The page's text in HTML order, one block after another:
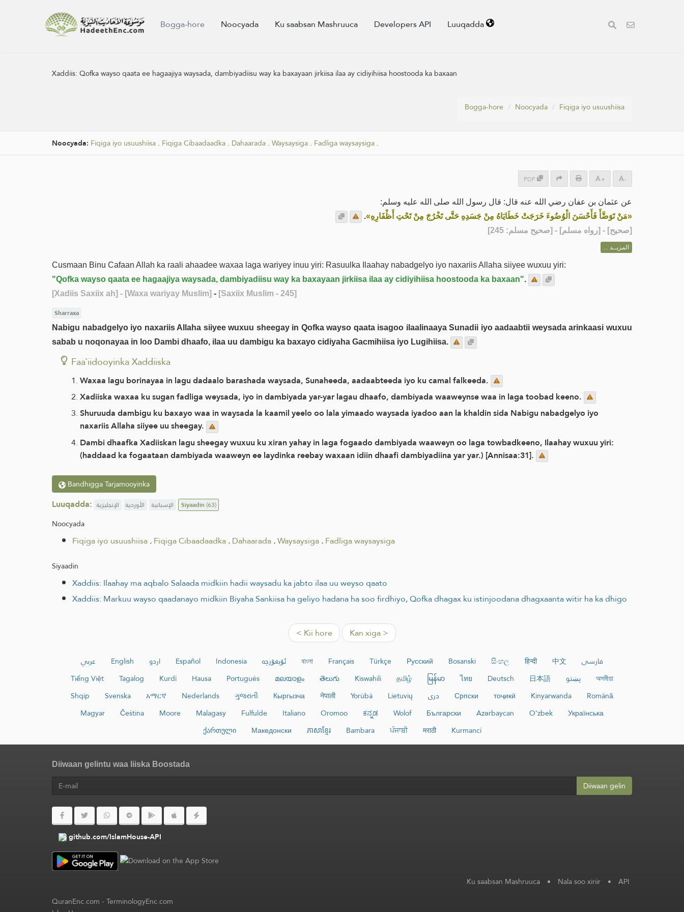
Bogga-hore Noocyada Ku saabsan Mashruuca Developers API Luuqadda
Xaddiis:Qofka wayso qaata ee hagaajiya waysada, dambiyadiisu way ka baxayaan jirkiisa ilaa ay cidiyihiisa hoostooda ka baxaan
Bogga-hore Noocyada Fiqiga iyo usuushiisa
Noocyada: Fiqiga iyo usuushiisa . Fiqiga Cibaadaadka . Dahaarada . Waysaysiga . Fadliga waysaysiga .
PDF + -
عن عثمان بن عفان رضي الله عنه قال: قال رسول الله صلى الله عليه وسلم:
«مَنْ تَوَضَّأَ فَأَحْسَنَ الْوُضُوءَ خَرَجَتْ خَطَايَاهُ مِنْ جَسَدِهِ حَتَّى تَخْرُجَ مِنْ تَحْتِ أَظْفَارِهِ».
[صحيح] - [رواه مسلم] - [صحيح مسلم: 245]
المزيــد ...
Cusmaan Binu Cafaan Allah ka raali ahaadee waxaa laga wariyey inuu yiri: Rasuulka Ilaahay nabadgelyo iyo naxariis Allaha siiyee wuxuu yiri:
"Qofka wayso qaata ee hagaajiya waysada, dambiyadiisu way ka baxayaan jirkiisa ilaa ay cidiyihiisa hoostooda ka baxaan".
[Xadiis Saxiix ah] - [Waxa wariyay Muslim] - [Saxiix Muslim - 245]
Sharraxa
Nabigu nabadgelyo iyo naxariis Allaha siiyee wuxuu sheegay in Qofka wayso qaata isagoo ilaalinaaya Sunadii iyo aadaabtii weysada arinkaasi wuxuu
sabab u noqonayaa in loo Dambi dhaafo, ilaa uu dambigu ka baxayo cidiyaha Gacmihiisa iyo Lugihiisa.
Faa`iidooyinka Xaddiiska
Waxaa lagu borinayaa in lagu dadaalo barashada waysada, Sunaheeda, aadaabteeda iyo ku camal falkeeda.
Xadiiska waxaa ku sugan fadliga weysada, iyo in dambiyada yar-yar lagau dhaafo, dambiyada waaweynse waa in laga toobad keeno.
Shuruuda dambigu ku baxayo waa in waysada la kaamil yeelo oo lala yimaado waysada iyadoo aan la khaldin sida Nabigu nabadgelyo iyo
naxariis Allaha siiyee uu sheegay.
Dambi dhaafka Xadiiskan lagu sheegay wuxuu ku xiran yahay in laga fogaado dambiyada waaweyn oo laga towbadkeeno, Ilaahay wuxuu yiri:
(haddaad ka fogaataan dambiyada waaweyn ee laydinka reebay waxaan idiin dhaafi dambiyadiina yar yar.) [Annisaa:31].
Bandhigga Tarjamooyinka
Luuqadda: الإنجليزية الأوردية الإسبانية Siyaadin(63)
Noocyada
Fiqiga iyo usuushiisa.Fiqiga Cibaadaadka.Dahaarada.Waysaysiga.Fadliga waysaysiga
Siyaadin
Xaddiis: Ilaahay ma aqbalo Salaada midkiin hadii waysadu ka jabto ilaa uu weyso qaato
Xaddiis: Markuu wayso qaadanayo midkiin Biyaha Sankiisa ha geliyo hadana ha soo firdhiyo, Qofka dhagax ku istinjoodana dhagxaanta witir ha ka dhigo
< Kii hore Kan xiga >
عربي English اردو Español Indonesia ئۇيغۇرچە বাংলা Français Türkçe Русский Bosanski සිංහල हिन्दी 中文
فارسی
Tiếng Việt
Tagalog Kurdî Hausa Português മലയാളം తెలుగు Kiswahili தமிழ் မြန်မာ ไทย Deutsch 日本語 پښتو
অসমীয়া
Shqip
Svenska አማርኛ Nederlands ગુજરાતી Кыргызча नेपाली Yorùbá Lietuvių دری Српски тоҷикӣ Kinyarwanda
Română
Magyar
Čeština Moore Malagasy Fulfulde Italiano Oromoo ಕನ್ನಡ Wolof Български Azərbaycan O‘zbek
Українська
ქართული
Македонски ភាសាខ្មែរ Bambara ਪੰਜਾਬੀ मराठी Kurmancî
Diiwaan gelintu waa liiska Boostada
Diiwaan gelin
github.com/IslamHouse-API
Ku saabsan Mashruuca • Nala soo xiriir • API
QuranEnc.com-TerminologyEnc.com